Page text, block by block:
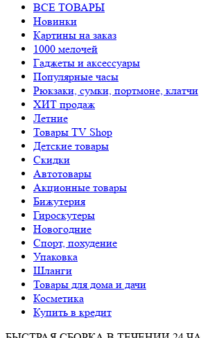
ВСЕ ТОВАРЫ
Новинки
Картины на заказ
1000 мелочей
Гаджеты и аксессуары
Популярные часы
Рюкзаки, сумки, портмоне, клатчи
ХИТ продаж
Летние
Товары TV Shop
Детские товары
Cкидки
Автотовары
Акционные товары
Бижутерия
Гироскутеры
Новогодние
Спорт, похудение
Упаковка
Шланги
Товары для дома и дачи
Косметика
Купить в кредит